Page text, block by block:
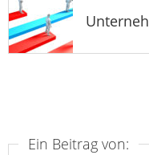
Ein Beitrag von: